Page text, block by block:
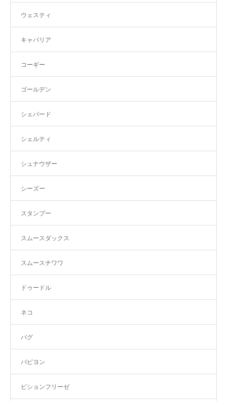
ウェスティ
キャバリア
コーギー
ゴールデン
シェパード
シェルティ
シュナウザー
シーズー
スタンプー
スムースダックス
スムースチワワ
ドゥードル
ネコ
パグ
パピヨン
ビションフリーゼ